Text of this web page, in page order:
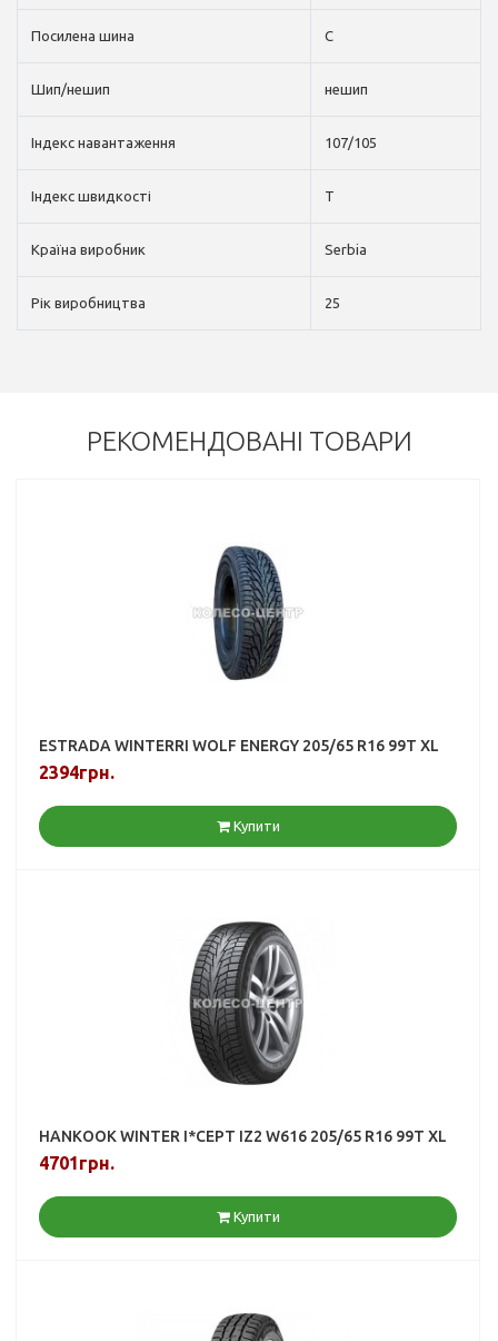
Посилена шина C
Шип/нешип нешип
Індекс навантаження 107/105
Індекс швидкості T
Країна виробник Serbia
Рік виробництва 25
РЕКОМЕНДОВАНІ ТОВАРИ
ESTRADA WINTERRI WOLF ENERGY 205/65 R16 99T XL
2394грн.
Купити
HANKOOK WINTER I*CEPT IZ2 W616 205/65 R16 99T XL
4701грн.
Купити